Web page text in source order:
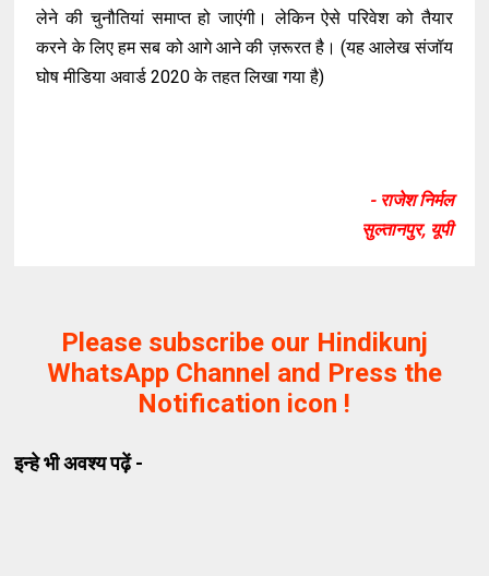
लेने की चुनौतियां समाप्त हो जाएंगी। लेकिन ऐसे परिवेश को तैयार
करने के लिए हम सब को आगे आने की ज़रूरत है। (यह आलेख संजॉय
घोष मीडिया अवार्ड 2020 के तहत लिखा गया है)
- राजेश निर्मल
सुल्तानपुर, यूपी
Please subscribe our Hindikunj
WhatsApp Channel and Press the
Notification icon !
इन्हे भी अवश्य पढ़ें -